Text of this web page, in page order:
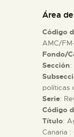
█
EL
Área
Código
AMC/
Fondo/
Sección:
políticas
Serie:
Código
Título:
Canaria